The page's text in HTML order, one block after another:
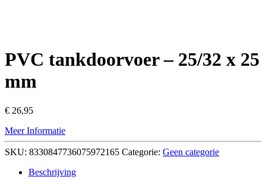
PVC tankdoorvoer – 25/32 x 25
mm
€ 26,95
Meer Informatie
SKU: 8330847736075972165 Categorie: Geen categorie
Beschrijving